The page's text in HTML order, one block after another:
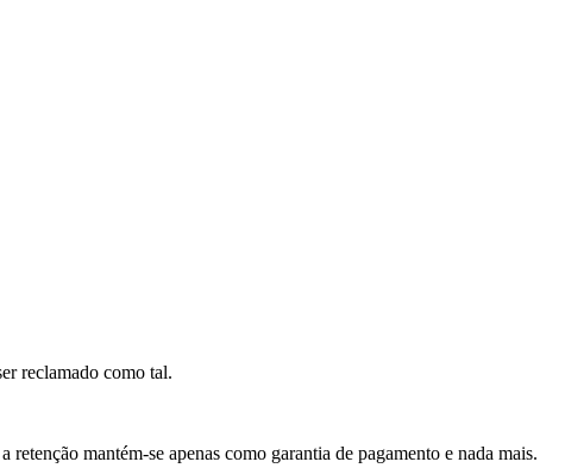
reclamado como tal.
mantém-se apenas como garantia de pagamento e nada mais.